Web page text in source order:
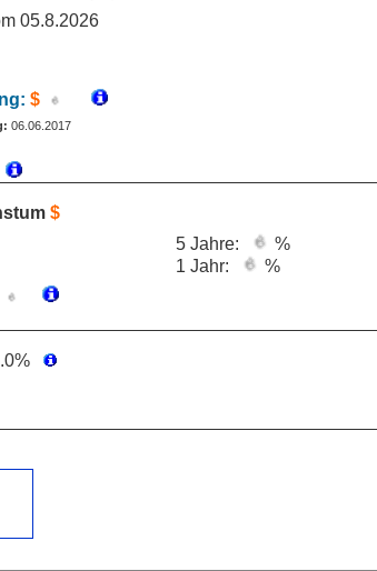
05.8.2026
$
06.06.2017
$
5 Jahre:
%
1 Jahr:
%